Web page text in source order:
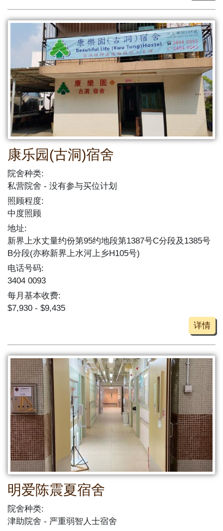
康乐园(古洞)宿舍
院舍种类:
私营院舍
没有参与买位计划
照顾程度:
中度照顾
地址:
新界上水丈量约份第95约地段第1387号C分段及1385号
B分段(亦称新界上水河上乡H105号)
电话号码:
3404 0093
每月基本收费:
$7,930 - $9,435
详情
明爱陈震夏宿舍
院舍种类:
津助院舍
严重弱智人士宿舍